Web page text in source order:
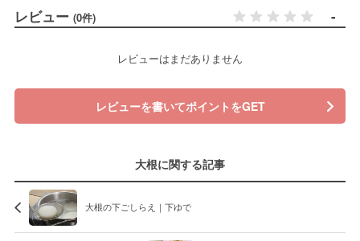
レビュー (0件) -
レビューはまだありません
レビューを書いてポイントをGET
大根に関する記事
大根の下ごしらえ｜下ゆで